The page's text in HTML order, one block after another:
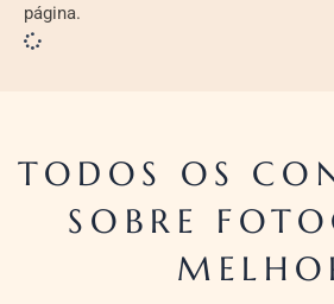
página.
TODOS OS
SOBRE